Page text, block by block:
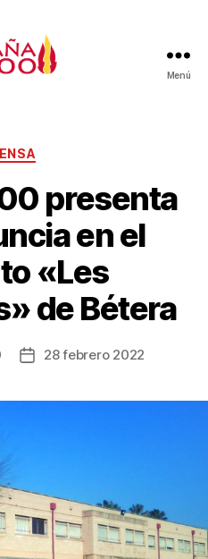
Menú
presenta
en el
«Les
de Bétera
28 febrero 2022